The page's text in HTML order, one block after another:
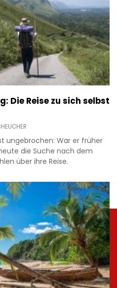
Die Reise zu sich selbst
ungebrochen: War er früher
die Suche nach dem
über ihre Reise.